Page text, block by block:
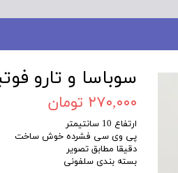
سوباسا و تارو
۲۷۰,۰۰۰ تومان
ارتفاع 10 سانتیمتر
پی وی سی فشرده خوش ساخت
دقیقا مطابق تصویر
بسته بندی سلفونی